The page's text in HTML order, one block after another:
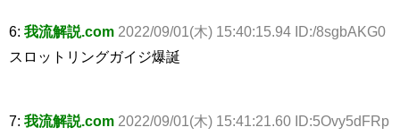
6: 我流解説.com 2022/09/01(木) 15:40:15.94 ID:/8sgbAKG0
スロットリングガイジ爆誕
7: 我流解説.com 2022/09/01(木) 15:41:21.60 ID:5Ovy5dFRp